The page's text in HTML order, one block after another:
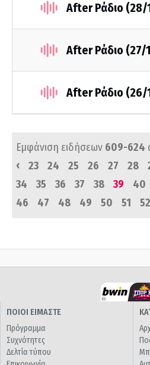
After Ράδιο (28/
After Ράδιο (27/
After Ράδιο (26/
Εμφάνιση ειδήσεων 609-624
‹
23 24 25 26 27 28
34
35 36 37 38 39 40
46
47 48 49 50 51 52
ΠΟΙΟΙ ΕΙΜΑΣΤΕ
Πρόγραμμα
Συχνότητες
Δελτία τύπου